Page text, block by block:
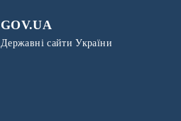
GOV.UA
Державні сайти України